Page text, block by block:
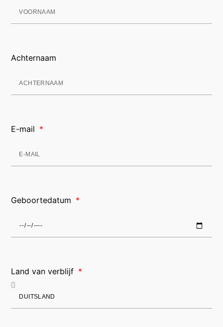
Achternaam
E-mail
Geboortedatum
Land van verblijf